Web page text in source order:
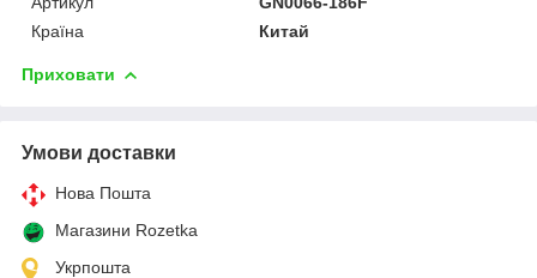
Країна
Китай
Приховати
Умови доставки
Нова Пошта
Магазини Rozetka
Укрпошта